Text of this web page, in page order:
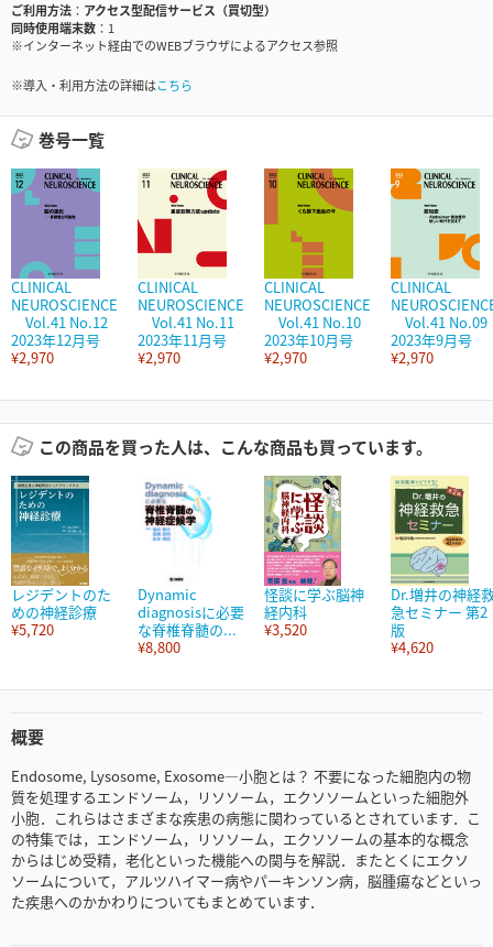
ご利用方法
アクセス型配信サービス（買切型）
同時使用端末数
1
※インターネット経由でのWEBブラウザによるアクセス参照
※導入・利用方法の詳細はこちら
巻号一覧
CLINICAL
NEUROSCIENCE
Vol.41 No.12
2023年12月号
¥2,970
CLINICAL
NEUROSCIENCE
Vol.41 No.11
2023年11月号
¥2,970
CLINICAL
NEUROSCIENCE
Vol.41 No.10
2023年10月号
¥2,970
CLINICAL
Vol.41 No.09
2023年9月号
¥2,970
この商品を買った人は、こんな商品も買っています。
レジデントのた
めの神経診療
¥5,720
Dynamic
diagnosisに必要
な脊椎脊髄の...
¥8,800
怪談に学ぶ脳神
経内科
¥3,520
Dr.増井の神経
急セミナー 第2
版
¥4,620
概要
Endosome, Lysosome, Exosome―小胞とは？ 不要になった細胞内の物
質を処理するエンドソーム，リソソーム，エクソソームといった細胞外
小胞．これらはさまざまな疾患の病態に関わっているとされています．こ
の特集では，エンドソーム，リソソーム，エクソソームの基本的な概念
からはじめ受精，老化といった機能への関与を解説．またとくにエクソ
ソームについて，アルツハイマー病やパーキンソン病，脳腫瘍などといっ
た疾患へのかかわりについてもまとめています．